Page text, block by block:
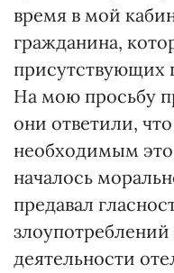
время в мой
гражданина,
присутствующих
На мою просьбу
они ответили,
необходимым
началось
предавал
деятельности